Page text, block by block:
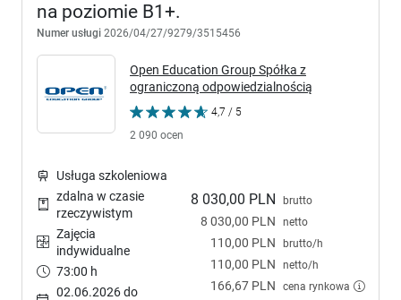
na poziomie B1+.
Numer usługi 2026/04/27/9279/3515456
Open Education Group Spółka z
ograniczoną odpowiedzialnością
4,7 / 5
2 090 ocen
8 030,00 PLN brutto
8 030,00 PLN netto
110,00 PLN brutto/h
110,00 PLN netto/h
166,67 PLN cena rynkowa
Usługa szkoleniowa
zdalna w czasie
rzeczywistym
Zajęcia
indywidualne
73:00 h
02.06.2026 do